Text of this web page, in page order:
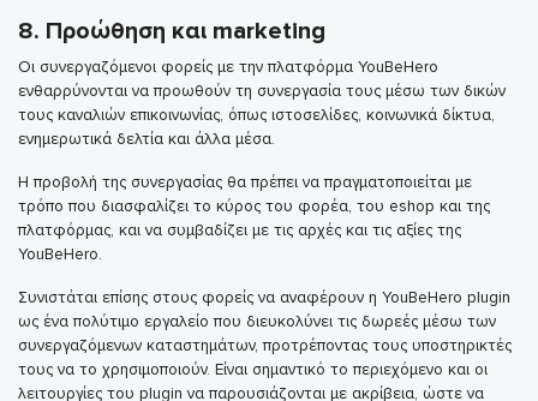
8. Προώθηση και marketing
Οι συνεργαζόμενοι φορείς με την πλατφόρμα YouBeHero
ενθαρρύνονται να προωθούν τη συνεργασία τους μέσω των δικών
τους καναλιών επικοινωνίας, όπως ιστοσελίδες, κοινωνικά δίκτυα,
ενημερωτικά δελτία και άλλα μέσα.
Η προβολή της συνεργασίας θα πρέπει να πραγματοποιείται με
τρόπο που διασφαλίζει το κύρος του φορέα, του eshop και της
πλατφόρμας, και να συμβαδίζει με τις αρχές και τις αξίες της
YouBeHero.
Συνιστάται επίσης στους φορείς να αναφέρουν η YouBeHero plugin
ως ένα πολύτιμο εργαλείο που διευκολύνει τις δωρεές μέσω των
συνεργαζόμενων καταστημάτων, προτρέποντας τους υποστηρικτές
τους να το χρησιμοποιούν. Είναι σημαντικό το περιεχόμενο και οι
λειτουργίες του plugin να παρουσιάζονται με ακρίβεια, ώστε να